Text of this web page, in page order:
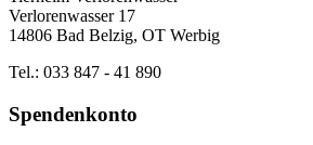
Verlorenwasser 17
14806 Bad Belzig, OT Werbig
Tel.: 033 847 - 41 890
Spendenkonto